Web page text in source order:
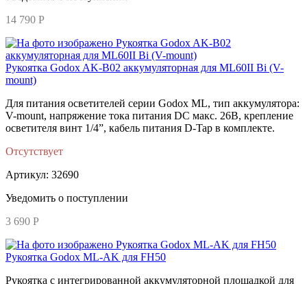
14 790 Р
Рукоятка Godox AK-B02 аккумуляторная для ML60II Bi (V-
mount)
Для питания осветителей серии Godox ML, тип аккумулятора:
V-mount, напряжение тока питания DC макс. 26В, крепление
осветителя винт 1/4”, кабель питания D-Tap в комплекте.
Отсутствует
Артикул: 32690
Уведомить о поступлении
3 690 Р
Рукоятка Godox ML-AK для FH50
Рукоятка с интегрированной аккумуляторной площадкой для